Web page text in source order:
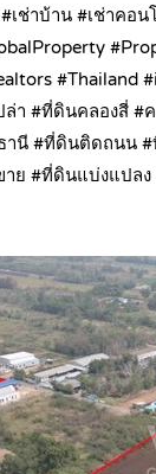
ช่าบ้าน #เช่าคอ
#Thailand
า #ที่ดินคลองสี่ #
านี #ที่ดินติดถนน
ย #ที่ดินแบ่งแปลง